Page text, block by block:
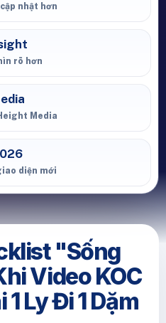
nhật hơn
rõ hơn
Media
diện mới
"Sống
Video KOC
Ly Đi 1 Dặm